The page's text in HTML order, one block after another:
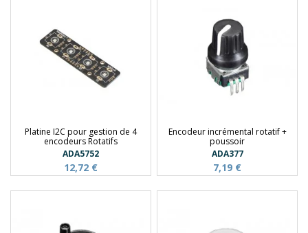
Platine I2C pour gestion de 4
encodeurs Rotatifs
ADA5752
12,72 €
Encodeur incrémental rotatif +
poussoir
ADA377
7,19 €